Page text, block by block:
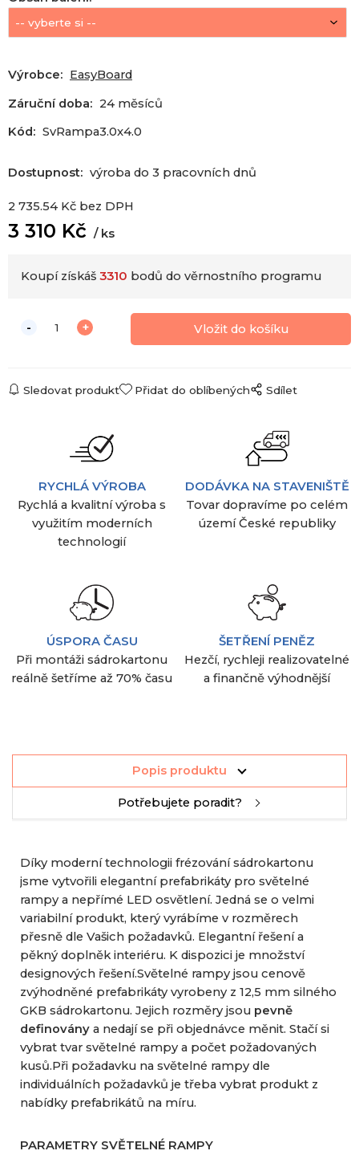
Výrobce: EasyBoard
Záruční doba: 24 měsíců
Kód: SvRampa3.0x4.0
Dostupnost: výroba do 3 pracovních dnů
2 735.54 Kč bez DPH
3 310 Kč ks
Koupí získáš 3310 bodů do věrnostního programu
Sledovat produkt Přidat do oblíbených Sdílet
RYCHLÁ VÝROBA
Rychlá a kvalitní výroba s
využitím moderních
technologií
DODÁVKA NA STAVENIŠTĚ
Tovar dopravíme po celém
území České republiky
ÚSPORA ČASU
Při montáži sádrokartonu
reálně šetříme až 70% času
ŠETŘENÍ PENĚZ
Hezčí, rychleji realizovatelné
a finančně výhodnější
Popis produktu
Potřebujete poradit?
Díky moderní technologii frézování sádrokartonu
jsme vytvořili elegantní prefabrikáty pro světelné
rampy a nepřímé LED osvětlení. Jedná se o velmi
variabilní produkt, který vyrábíme v rozměrech
přesně dle Vašich požadavků. Elegantní řešení a
pěkný doplněk interiéru. K dispozici je množství
designových řešení.Světelné rampy jsou cenově
zvýhodněné prefabrikáty vyrobeny z 12,5 mm silného
GKB sádrokartonu. Jejich rozměry jsou pevně
definovány a nedají se při objednávce měnit. Stačí si
vybrat tvar světelné rampy a počet požadovaných
kusů.Při požadavku na světelné rampy dle
individuálních požadavků je třeba vybrat produkt z
nabídky prefabrikátů na míru.
PARAMETRY SVĚTELNÉ RAMPY